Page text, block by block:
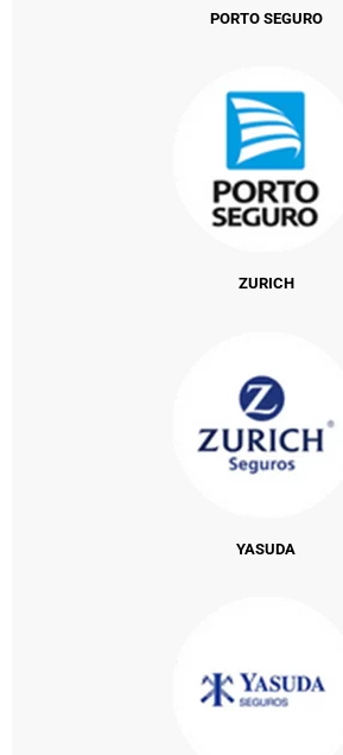
PORTO SEGURO
ZURICH
YASUDA